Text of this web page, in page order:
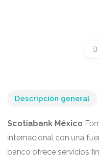
Descripción general
Scotiabank México
internacional con una
banco ofrece servicios